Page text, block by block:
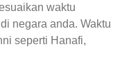
waktu
negara anda. Waktu
seperti Hanafi,